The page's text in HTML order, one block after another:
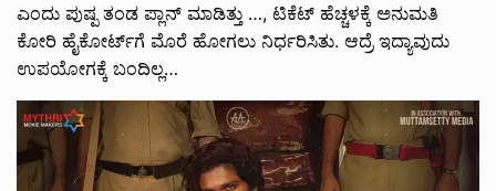
ಎಂದು ಪುಷ್ಪ ತಂಡ ಪ್ಲಾನ್ ಮಾಡಿತ್ತು …, ಟಿಕೆಟ್ ಹೆಚ್ಚಳಕ್ಕೆ ಅನುಮತಿ
ಕೋರಿ ಹೈಕೋರ್ಟ್‌ಗೆ ಮೊರೆ ಹೋಗಲು ನಿರ್ಧರಿಸಿತು. ಆದ್ರೆ‌ ಇದ್ಯಾವುದು
ಉಪಯೋಗಕ್ಕೆ ಬಂದಿಲ್ಲ…